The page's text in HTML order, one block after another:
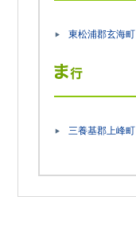
東松浦郡玄海町
三養基郡上峰町